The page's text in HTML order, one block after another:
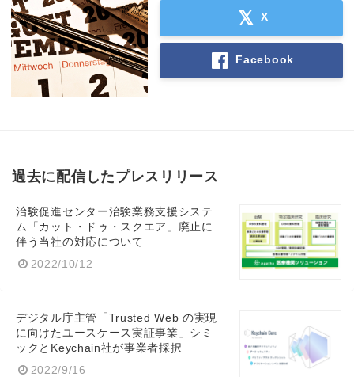
X
Facebook
過去に配信したプレスリリース
治験促進センター治験業務支援システ
ム「カット・ドゥ・スクエア」廃止に
伴う当社の対応について
2022/10/12
デジタル庁主管「Trusted Web の実現
に向けたユースケース実証事業」シミ
ックとKeychain社が事業者採択
2022/9/16